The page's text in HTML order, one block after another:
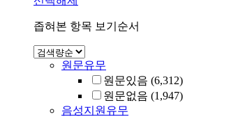
좁혀본 항목 보기순서
원문유무
원문있음 (6,312)
원문없음 (1,947)
음성지원유무